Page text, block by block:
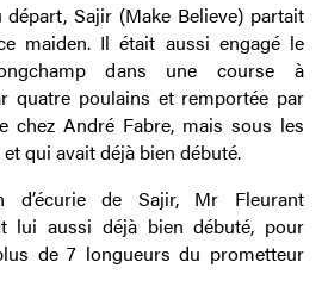
Sajir (Make Believe) partait
maiden. Il était aussi engagé le
dans une course à
quatre poulains et remportée par
chez André Fabre, mais sous les
qui avait déjà bien débuté.
d’écurie de Sajir, Mr Fleurant
lui aussi déjà bien débuté, pour
de 7 longueurs du prometteur